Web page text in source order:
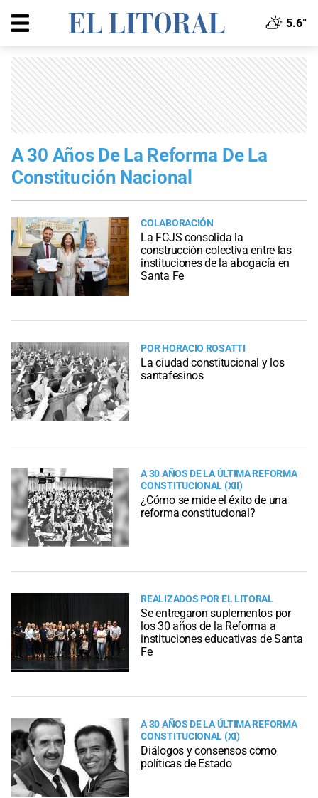
5.6°
A 30 Años De La Reforma De La
Constitución Nacional
COLABORACIÓN
La FCJS consolida la
construcción colectiva entre las
instituciones de la abogacía en
Santa Fe
POR HORACIO ROSATTI
La ciudad constitucional y los
santafesinos
A 30 AÑOS DE LA ÚLTIMA REFORMA
CONSTITUCIONAL (XII)
¿Cómo se mide el éxito de una
reforma constitucional?
REALIZADOS POR EL LITORAL
Se entregaron suplementos por
los 30 años de la Reforma a
instituciones educativas de Santa
Fe
A 30 AÑOS DE LA ÚLTIMA REFORMA
CONSTITUCIONAL (XI)
Diálogos y consensos como
políticas de Estado